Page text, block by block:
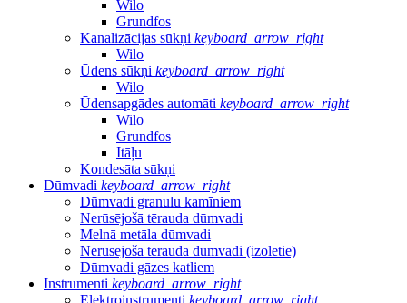
Wilo
Grundfos
Kanalizācijas sūkņi keyboard_arrow_right
Wilo
Ūdens sūkņi keyboard_arrow_right
Wilo
Ūdensapgādes automāti keyboard_arrow_right
Wilo
Grundfos
Itāļu
Kondesāta sūkņi
Dūmvadi keyboard_arrow_right
Dūmvadi granulu kamīniem
Nerūsējošā tērauda dūmvadi
Melnā metāla dūmvadi
Nerūsējošā tērauda dūmvadi (izolētie)
Dūmvadi gāzes katliem
Instrumenti keyboard_arrow_right
Elektroinstrumenti keyboard_arrow_right